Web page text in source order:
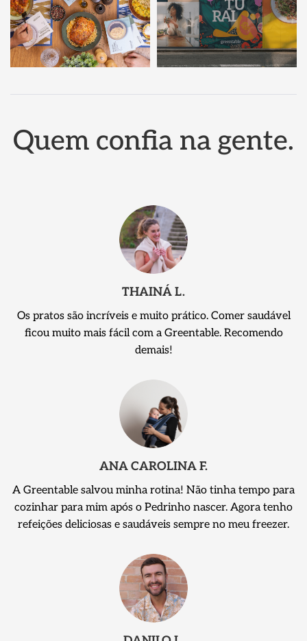
Quem confia na gente.
THAINÁ L.
Os pratos são incríveis e muito prático. Comer saudável
ficou muito mais fácil com a Greentable. Recomendo
demais!
ANA CAROLINA F.
A Greentable salvou minha rotina! Não tinha tempo para
cozinhar para mim após o Pedrinho nascer. Agora tenho
refeições deliciosas e saudáveis sempre no meu freezer.